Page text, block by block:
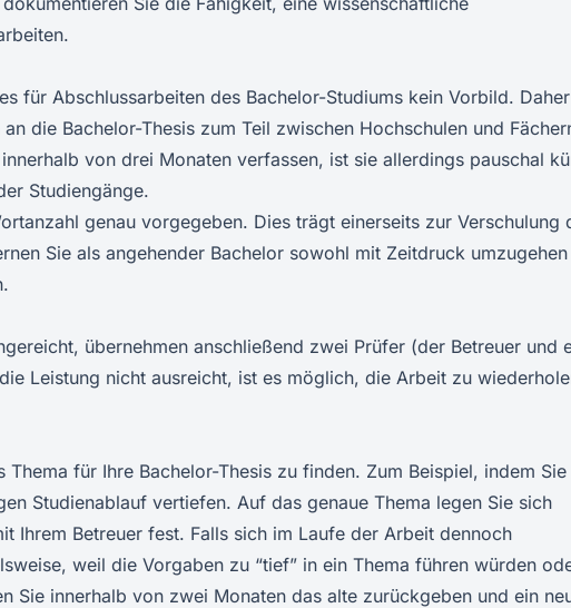
für Abschlussarbeiten des Bachelor-Studiums kein Vorbild. Daher
die Bachelor-Thesis zum Teil zwischen Hochschulen und
von drei Monaten verfassen, ist sie allerdings pauschal
Studiengänge.
genau vorgegeben. Dies trägt einerseits zur Verschulung
Sie als angehender Bachelor sowohl mit Zeitdruck
übernehmen anschließend zwei Prüfer (der Betreuer und
Leistung nicht ausreicht, ist es möglich, die Arbeit zu
für Ihre Bachelor-Thesis zu finden. Zum Beispiel, indem
Studienablauf vertiefen. Auf das genaue Thema legen Sie sich
Ihrem Betreuer fest. Falls sich im Laufe der Arbeit dennoch
weil die Vorgaben zu “tief” in ein Thema führen würden
Sie innerhalb von zwei Monaten das alte zurückgeben und ein